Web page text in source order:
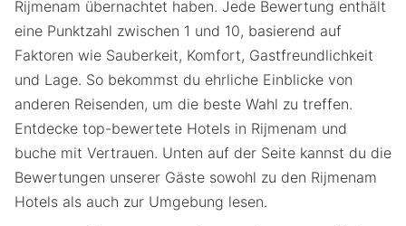
Rijmenam übernachtet haben. Jede Bewertung enthält
eine Punktzahl zwischen 1 und 10, basierend auf
Faktoren wie Sauberkeit, Komfort, Gastfreundlichkeit
und Lage. So bekommst du ehrliche Einblicke von
anderen Reisenden, um die beste Wahl zu treffen.
Entdecke top-bewertete Hotels in Rijmenam und
buche mit Vertrauen. Unten auf der Seite kannst du die
Bewertungen unserer Gäste sowohl zu den Rijmenam
Hotels als auch zur Umgebung lesen.